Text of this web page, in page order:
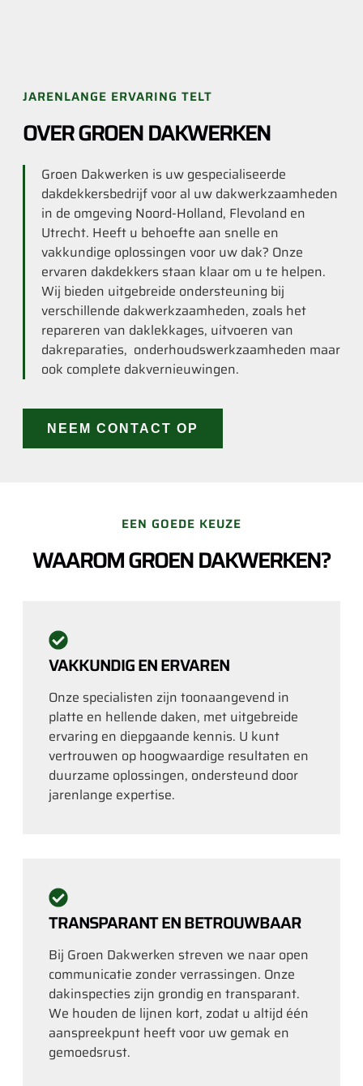
JARENLANGE ERVARING TELT
OVER GROEN DAKWERKEN
Groen Dakwerken is uw gespecialiseerde
dakdekkersbedrijf voor al uw dakwerkzaamheden
in de omgeving Noord-Holland, Flevoland en
Utrecht. Heeft u behoefte aan snelle en
vakkundige oplossingen voor uw dak? Onze
ervaren dakdekkers staan klaar om u te helpen.
Wij bieden uitgebreide ondersteuning bij
verschillende dakwerkzaamheden, zoals het
repareren van daklekkages, uitvoeren van
dakreparaties, onderhoudswerkzaamheden maar
ook complete dakvernieuwingen.
NEEM CONTACT OP
EEN GOEDE KEUZE
WAAROM GROEN DAKWERKEN?
VAKKUNDIG EN ERVAREN
Onze specialisten zijn toonaangevend in
platte en hellende daken, met uitgebreide
ervaring en diepgaande kennis. U kunt
vertrouwen op hoogwaardige resultaten en
duurzame oplossingen, ondersteund door
jarenlange expertise.
TRANSPARANT EN BETROUWBAAR
Bij Groen Dakwerken streven we naar open
communicatie zonder verrassingen. Onze
dakinspecties zijn grondig en transparant.
We houden de lijnen kort, zodat u altijd één
aanspreekpunt heeft voor uw gemak en
gemoedsrust.